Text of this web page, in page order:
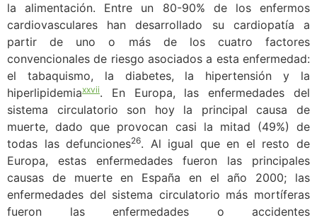
la alimentación. Entre un 80-90% de los enfermos
cardiovasculares han desarrollado su cardiopatía a
partir de uno o más de los cuatro factores
convencionales de riesgo asociados a esta enfermedad:
el tabaquismo, la diabetes, la hipertensión y la
hiperlipidemiaxxvii. En Europa, las enfermedades del
sistema circulatorio son hoy la principal causa de
muerte, dado que provocan casi la mitad (49%) de
todas las defunciones26. Al igual que en el resto de
Europa, estas enfermedades fueron las principales
causas de muerte en España en el año 2000; las
enfermedades del sistema circulatorio más mortíferas
fueron las enfermedades o accidentes